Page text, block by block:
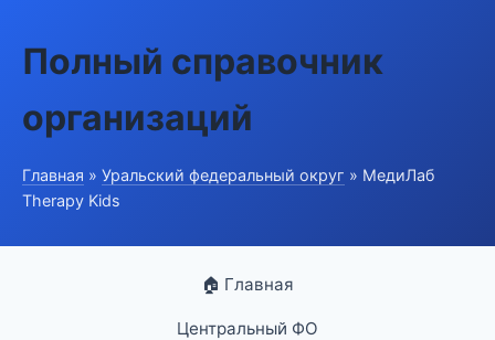
Полный справочник
организаций
Главная » Уральский федеральный округ » МедиЛаб
Therapy Kids
🏠 Главная
Центральный ФО